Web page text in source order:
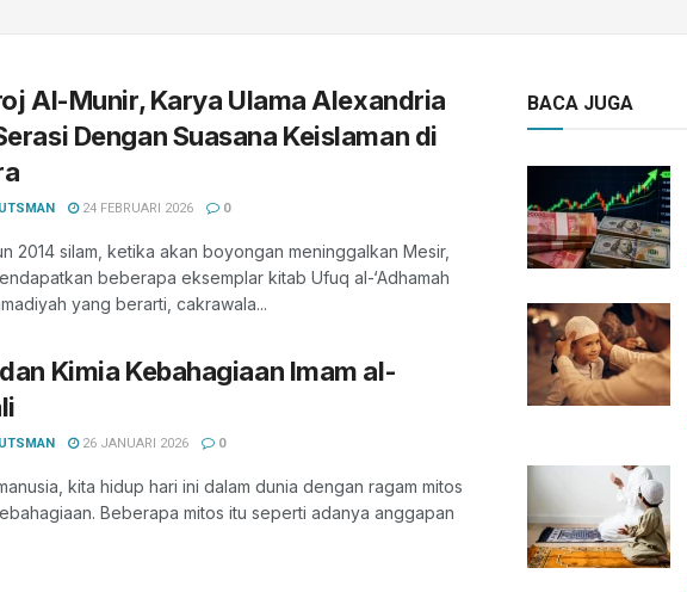
Al-Munir, Karya Ulama Alexandria
Dengan Suasana Keislaman di
24 FEBRUARI 2026 0
2014 silam, ketika akan boyongan meninggalkan Mesir,
beberapa eksemplar kitab Ufuq al-‘Adhamah
yang berarti, cakrawala...
Kimia Kebahagiaan Imam al-
26 JANUARI 2026 0
kita hidup hari ini dalam dunia dengan ragam mitos
Beberapa mitos itu seperti adanya anggapan
BACA JUGA